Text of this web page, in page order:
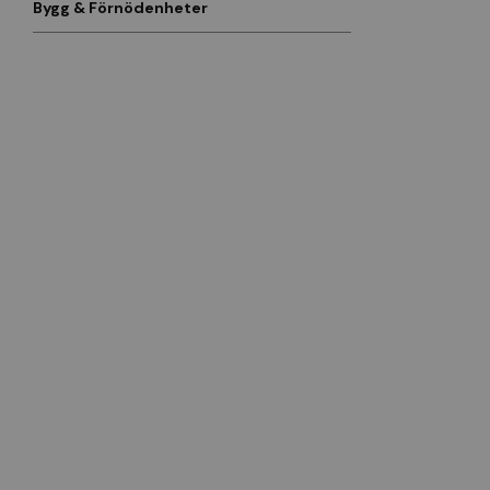
Bygg & Förnödenheter